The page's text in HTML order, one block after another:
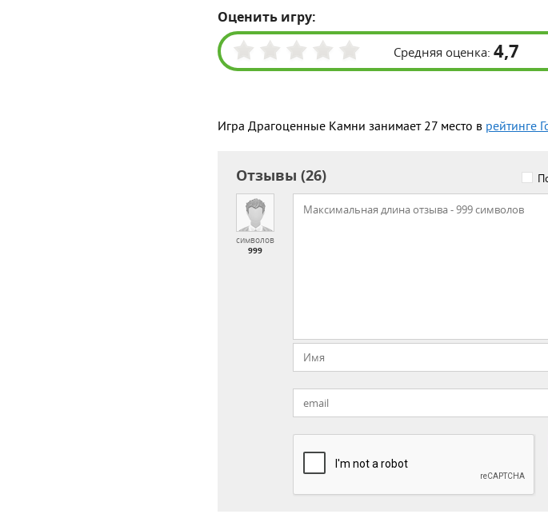
Оценить игру:
Средняя оценка: 4,7
Игра Драгоценные Камни занимает 27 место в рейтинге
Отзывы (26)
символов
999